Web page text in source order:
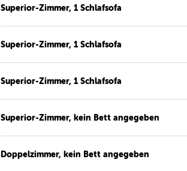
Superior-Zimmer, 1 Schlafsofa
Superior-Zimmer, 1 Schlafsofa
Superior-Zimmer, 1 Schlafsofa
Superior-Zimmer, kein Bett angegeben
Doppelzimmer, kein Bett angegeben